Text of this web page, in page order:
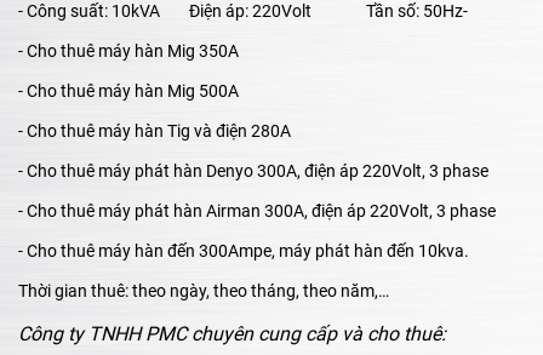
- Công suất: 10kVA Điện áp: 220Volt Tần số: 50Hz-
- Cho thuê máy hàn Mig 350A
- Cho thuê máy hàn Mig 500A
- Cho thuê máy hàn Tig và điện 280A
- Cho thuê máy phát hàn Denyo 300A, điện áp 220Volt, 3 phase
- Cho thuê máy phát hàn Airman 300A, điện áp 220Volt, 3 phase
- Cho thuê máy hàn đến 300Ampe, máy phát hàn đến 10kva.
Thời gian thuê:theo ngày, theo tháng, theo năm,…
Công ty TNHH PMC chuyên cung cấp và cho thuê: